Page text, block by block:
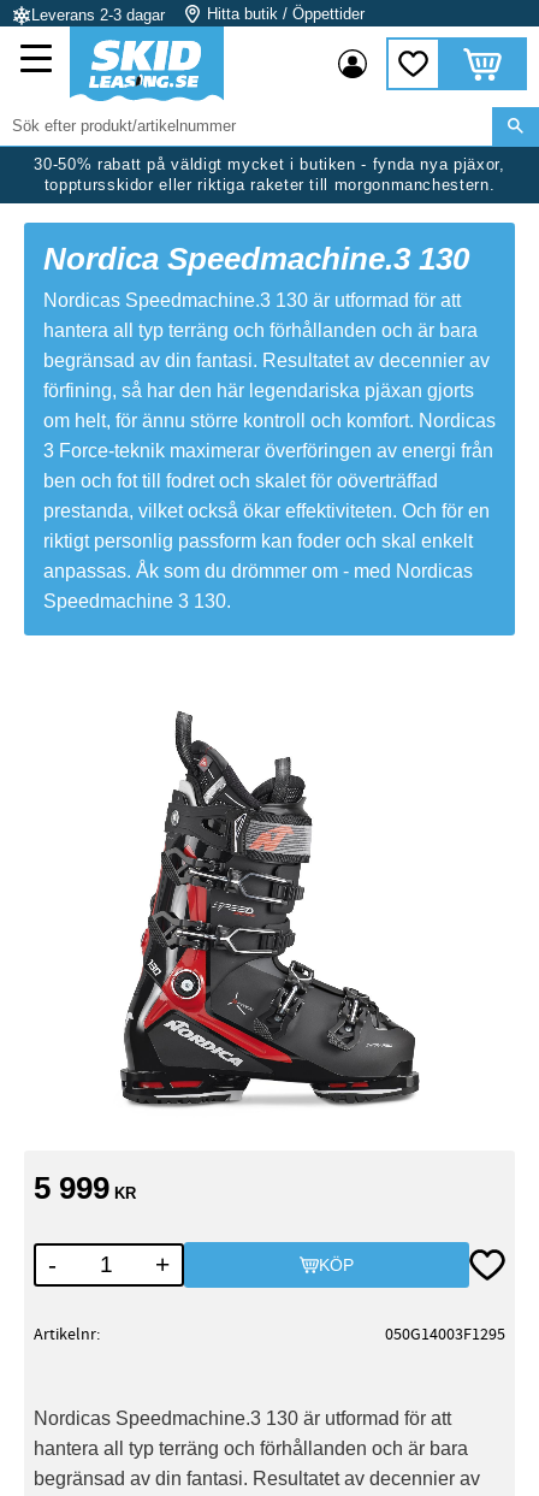
Meny
Leverans 2-3 dagar Hitta butik / Öppettider
Favoriter
Kundvagn
30-50% rabatt på väldigt mycket i butiken - fynda nya pjäxor,
topptursskidor eller riktiga raketer till morgonmanchestern.
Nordica Speedmachine.3 130
Nordicas Speedmachine.3 130 är utformad för att
hantera all typ terräng och förhållanden och är bara
begränsad av din fantasi. Resultatet av decennier av
förfining, så har den här legendariska pjäxan gjorts
om helt, för ännu större kontroll och komfort. Nordicas
3 Force-teknik maximerar överföringen av energi från
ben och fot till fodret och skalet för oöverträffad
prestanda, vilket också ökar effektiviteten. Och för en
riktigt personlig passform kan foder och skal enkelt
anpassas. Åk som du drömmer om - med Nordicas
Speedmachine 3 130.
5 999 KR
+
- KÖP Lägg
Artikelnr 050G14003F1295
Nordicas Speedmachine.3 130 är utformad för att
hantera all typ terräng och förhållanden och är bara
begränsad av din fantasi. Resultatet av decennier av